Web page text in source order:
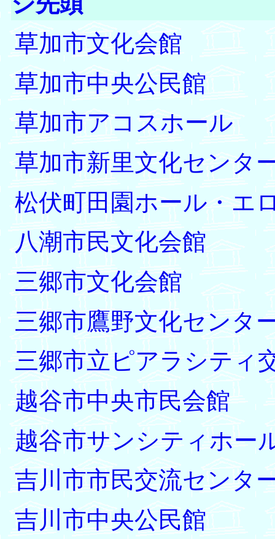
草加市文化会館
草加市中央公民館
草加市アコスホール
草加市新里文化センタ
松伏町田園ホール・エ
八潮市民文化会館
三郷市文化会館
三郷市鷹野文化センタ
三郷市立ピアラシティ
越谷市中央市民会館
越谷市サンシティホー
吉川市市民交流センタ
吉川市中央公民館